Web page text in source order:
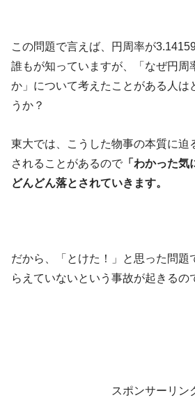
この問題で言えば、円周率が
誰もが知っていますが、「なぜ円
か」について考えたことがある人は
うか？
東大では、こうした物事の本質に迫
されることがあるので 「わかった
どんどん落とされていきます。
だから、「とけた！」と思った問題
らえていないという事故が起きるの
スポンサーリン